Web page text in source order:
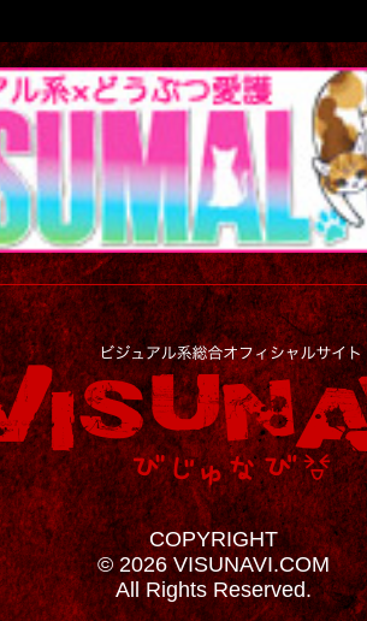
COPYRIGHT
© 2026 VISUNAVI.COM
All Rights Reserved.